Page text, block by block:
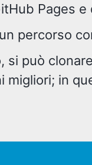
Pages
percorso
si può
migliori; in